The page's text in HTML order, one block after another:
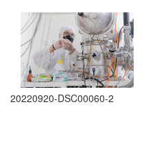
20220920-DSC00060-2